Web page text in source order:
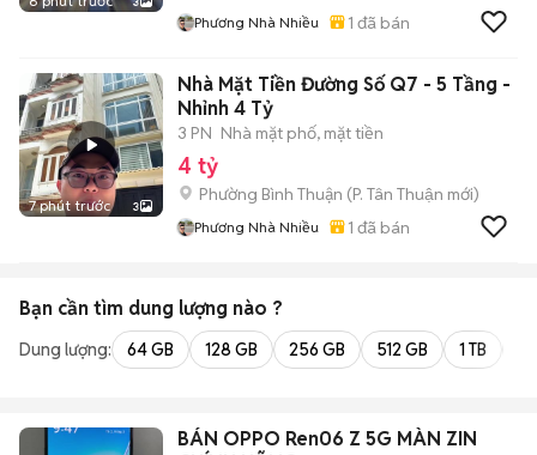
Phương Nhà Nhiều 1 đã bán
7 phút trước 3
Nhà Mặt Tiền Đường Số Q7 - 5 Tầng -
Nhỉnh 4 Tỷ
3 PN Nhà mặt phố, mặt tiền
4 tỷ
Phường Bình Thuận (P. Tân Thuận mới)
Phương Nhà Nhiều 1 đã bán
Bạn cần tìm dung lượng nào ?
Dung lượng: 64 GB 128 GB 256 GB 512 GB 1 TB
BÁN OPPO Ren06 Z 5G MÀN ZIN